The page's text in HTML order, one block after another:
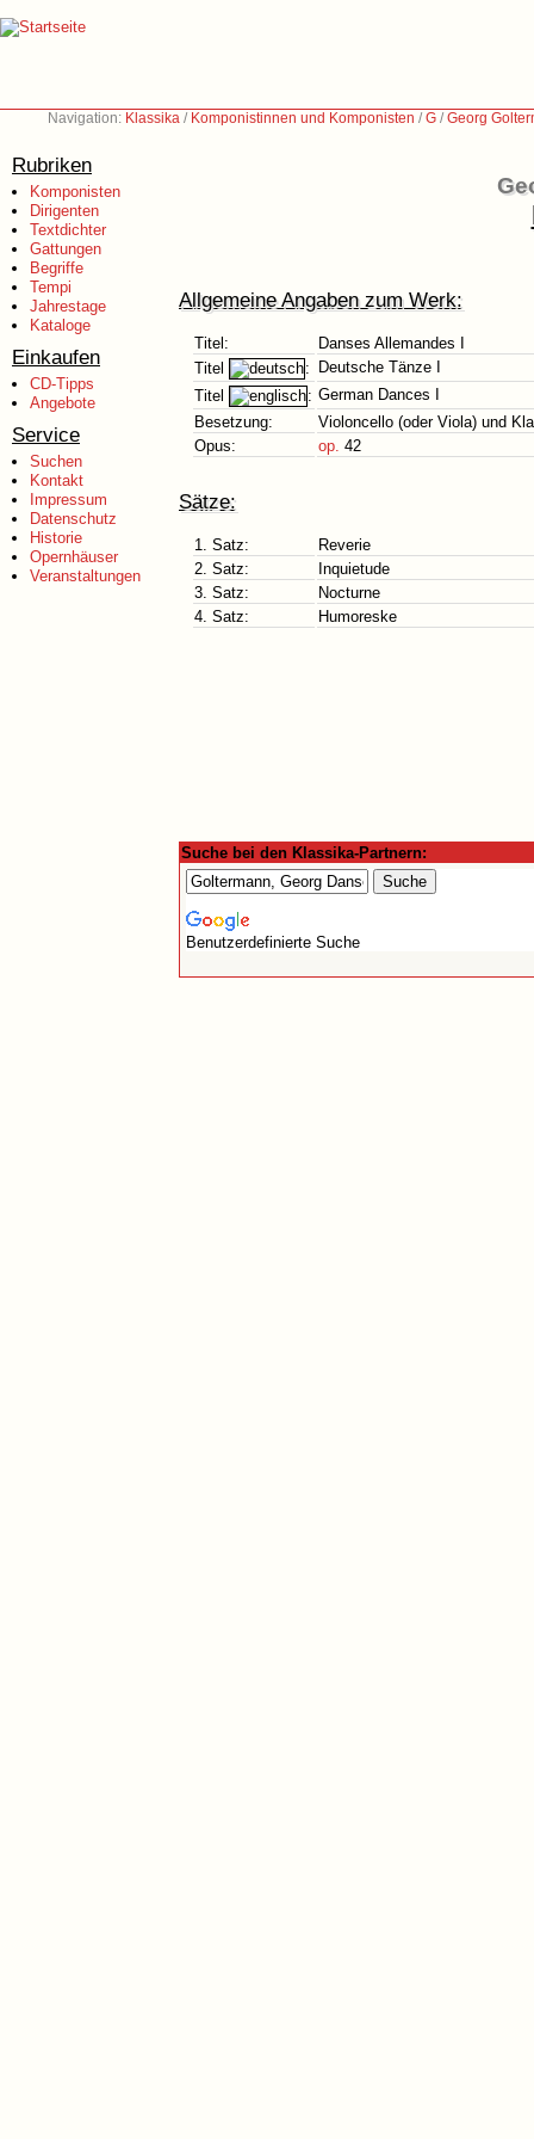
Navigation: Klassika / Komponistinnen und Komponisten /G /Georg
Rubriken
Komponisten
Dirigenten
Textdichter
Gattungen
Begriffe
Tempi
Jahrestage
Kataloge
Einkaufen
CD-Tipps
Angebote
Service
Suchen
Kontakt
Impressum
Datenschutz
Historie
Opernhäuser
Veranstaltungen
Allgemeine Angaben zum Werk:
Titel:
Danses Allemandes I
Titel
:
Deutsche Tänze I
Titel
: German Dances I
Besetzung:
Violoncello (oder Viola) und
Opus:
op. 42
Sätze:
1. Satz:
Reverie
2. Satz:
Inquietude
3. Satz:
Nocturne
4. Satz:
Humoreske
Suche bei den Klassika-Partnern:
Benutzerdefinierte Suche